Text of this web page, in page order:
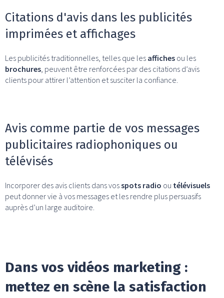
Citations d'avis dans les publicités
imprimées et affichages
Les publicités traditionnelles, telles que les affiches ou les
brochures , peuvent être renforcées par des citations d’avis
clients pour attirer l’attention et susciter la confiance.
Avis comme partie de vos messages
publicitaires radiophoniques ou
télévisés
Incorporer des avis clients dans vosspots radio ou télévisuels
peut donner vie à vos messages et les rendre plus persuasifs
auprès d’un large auditoire.
Dans vos vidéos marketing :
mettez en scène la satisfaction